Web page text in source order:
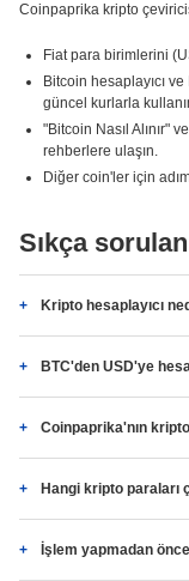
Coinpaprika kripto
Fiat para birimlerini
Bitcoin hesaplayıcı ve
güncel kurlarla
"Bitcoin Nasıl Alınır"
rehberlere ulaşın.
Diğer coin'ler için
Sıkça
Kripto hesaplayıcı
BTC'den USD'ye
Coinpaprika'nın
Hangi kripto paraları
İşlem yapmadan